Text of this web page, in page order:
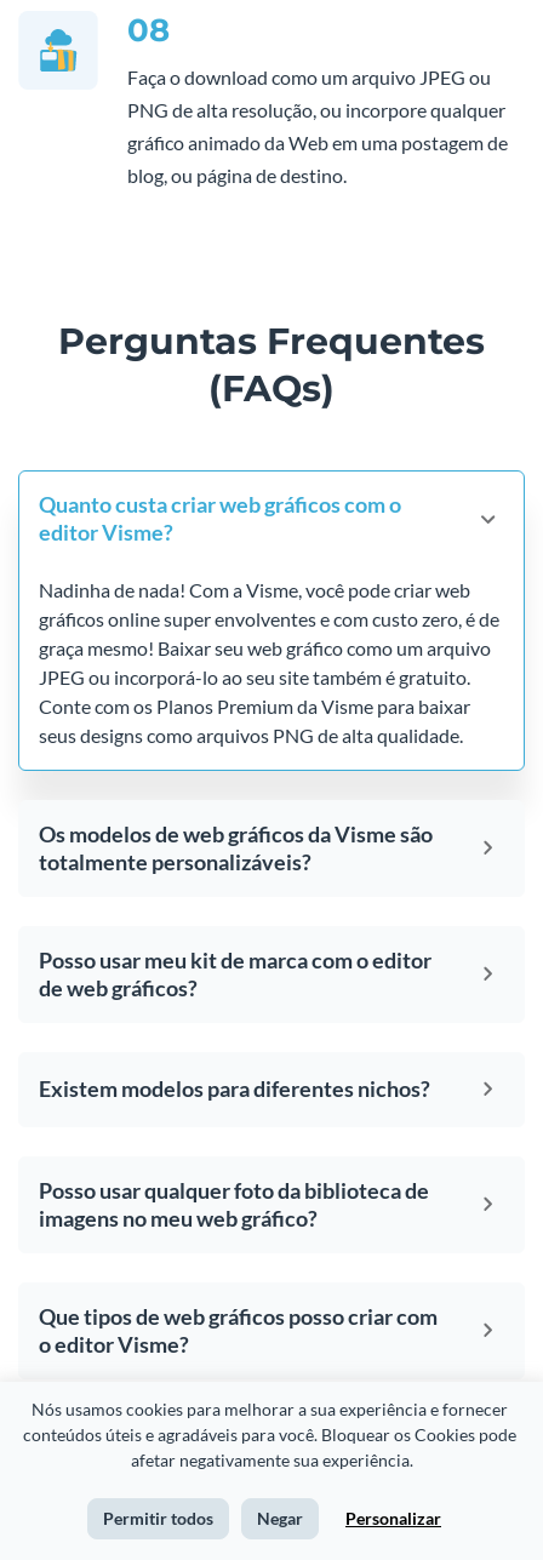
Nós usamos cookies para melhorar a sua experiência e fornecer
conteúdos úteis e agradáveis para você. Bloquear os Cookies pode
afetar negativamente sua experiência.
Permitir todos Negar Personalizar
08
Faça o download como um arquivo JPEG ou
PNG de alta resolução, ou incorpore qualquer
gráfico animado da Web em uma postagem de
blog, ou página de destino.
Perguntas Frequentes
(FAQs)
Quanto custa criar web gráficos com o
editor Visme?
Nadinha de nada! Com a Visme, você pode criar web
gráficos online super envolventes e com custo zero, é de
graça mesmo! Baixar seu web gráfico como um arquivo
JPEG ou incorporá-lo ao seu site também é gratuito.
Conte com os Planos Premium da Visme para baixar
seus designs como arquivos PNG de alta qualidade.
Os modelos de web gráficos da Visme são
totalmente personalizáveis?
Posso usar meu kit de marca com o editor
de web gráficos?
Existem modelos para diferentes nichos?
Posso usar qualquer foto da biblioteca de
imagens no meu web gráfico?
Que tipos de web gráficos posso criar com
o editor Visme?
Seusweb gráficos
merecem ser lindos, assim